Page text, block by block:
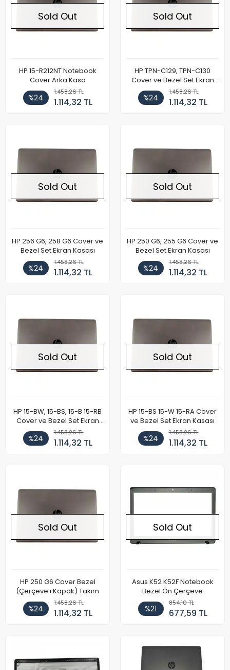
Sold Out
HP 15-R212NT Notebook
Cover Arka Kasa
%24
1.458,26 TL
1.114,32 TL
Sold Out
HP TPN-C129, TPN-C130
Cover ve Bezel Set Ekran
Kasası
%24
1.458,26 TL
1.114,32 TL
Sold Out
HP 256 G6, 258 G6 Cover ve
Bezel Set Ekran Kasası
%24
1.458,26 TL
1.114,32 TL
Sold Out
HP 250 G6, 255 G6 Cover ve
Bezel Set Ekran Kasası
%24
1.458,26 TL
1.114,32 TL
Sold Out
HP 15-BW, 15-BS, 15-B 15-RB
Cover ve Bezel Set Ekran
Kasası
%24
1.458,26 TL
1.114,32 TL
Sold Out
HP 15-BS 15-W 15-RA Cover
ve Bezel Set Ekran Kasası
%24
1.458,26 TL
1.114,32 TL
Sold Out
HP 250 G6 Cover Bezel
(Çerçeve+Kapak) Takım
%24
1.458,26 TL
1.114,32 TL
Sold Out
Asus K52 K52F Notebook
Bezel Ön Çerçeve
%21
854,10 TL
677,59 TL